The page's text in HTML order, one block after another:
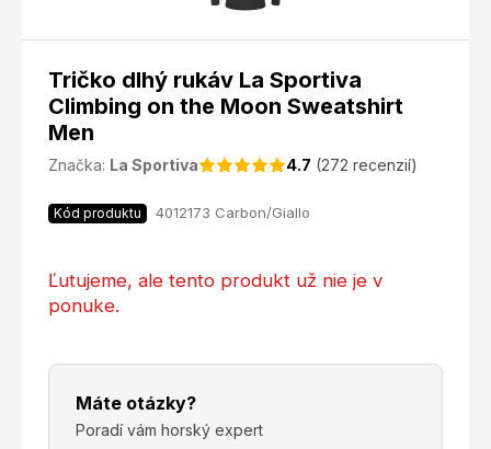
Tričko dlhý rukáv La Sportiva
Climbing on the Moon Sweatshirt
Men
Značka: La Sportiva 4.7 (272 recenzií)
Kód produktu 4012173 Carbon/Giallo
Ľutujeme, ale tento produkt už nie je v
ponuke.
Máte otázky?
Poradí vám horský expert